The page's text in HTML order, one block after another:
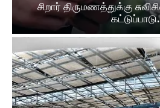
சிறார் திருமணத்துக்கு
கட்டுப்பாடு.